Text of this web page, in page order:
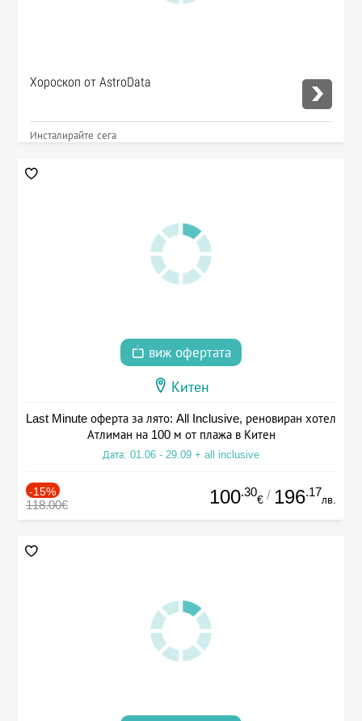
Хороскоп от AstroData
Инсталирайте сега
виж офертата
Китен
Last Minute оферта за лято: All Inclusive, реновиран хотел
Атлиман на 100 м от плажа в Китен
Дата: 01.06 - 29.09 + all inclusive
-15%
118.00€ 100.30
€ / 196.17
лв.